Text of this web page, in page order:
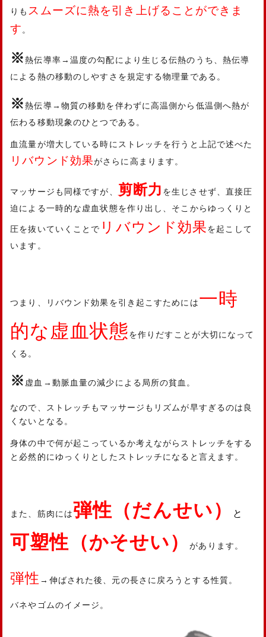
りも スムーズに熱を引き上げることができま
す。
※熱伝導率→温度の勾配により生じる伝熱のうち、熱伝導
による熱の移動のしやすさを規定する物理量である。
※熱伝導→物質の移動を伴わずに高温側から低温側へ熱が
伝わる移動現象のひとつである。
血流量が増大している時にストレッチを行うと上記で述べた
リバウンド効果がさらに高まります。
マッサージも同様ですが、 剪断力 を生じさせず、直接圧
迫による一時的な虚血状態を作り出し、そこからゆっくりと
圧を抜いていくことで リバウンド効果を起こして
います。
つまり、リバウンド効果を引き起こすためには一時
的な虚血状態を作りだすことが大切になって
くる。
※ 虚血→動脈血量の減少による局所の貧血。
なので、ストレッチもマッサージもリズムが早すぎるのは良
くないとなる。
身体の中で何が起こっているか考えながらストレッチをする
と必然的にゆっくりとしたストレッチになると言えます。
また、筋肉には弾性（だんせい） と
可塑性（かそせい）があります。
弾性 →伸ばされた後、元の長さに戻ろうとする性質。
バネやゴムのイメージ。